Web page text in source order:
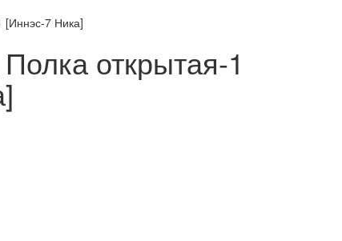
[Иннэс-7 Ника]
открытая-1